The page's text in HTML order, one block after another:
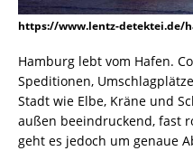
https://www.lentz-detektei.de/
Hamburg lebt vom Hafen.
Speditionen,
Stadt wie Elbe, Kräne und
außen beeindruckend, fast
geht es jedoch um genaue